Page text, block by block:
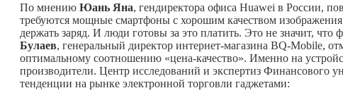
По мнению Юань Яна, гендиректора офиса Huawei в России,
требуются мощные смартфоны с хорошим качеством
держать заряд. И люди готовы за это платить. Это не значит,
Булаев, генеральный директор интернет-магазина BQ-Mobile,
оптимальному соотношению «цена-качество». Именно на
производители. Центр исследований и экспертиз Финансового
тенденции на рынке электронной торговли гаджетами: